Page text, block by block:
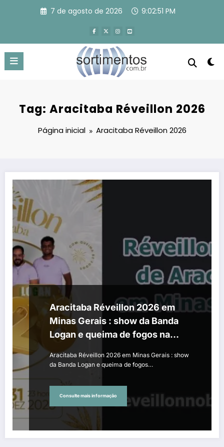
7 de agosto de 2026 9:02:52 PM
Tag: Aracitaba Réveillon 2026
Página inicial Aracitaba Réveillon 2026
Aracitaba Réveillon 2026 em
Minas Gerais : show da Banda
Logan e queima de fogos na
virada de ano na Praça Central
Aracitaba Réveillon 2026 em Minas Gerais : show
da Banda Logan e queima de fogos…
Consulte mais informação